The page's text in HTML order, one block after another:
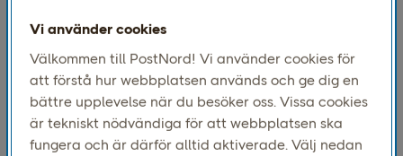
Års- och
hållbarhetsredovisning
2014
Tydlig strategi för ett samlat nordiskt
Vi använder cookies
Välkommen till PostNord! Vi använder cookies för
att förstå hur webbplatsen används och ge dig en
bättre upplevelse när du besöker oss. Vissa cookies
är tekniskt nödvändiga för att webbplatsen ska
fungera och är därför alltid aktiverade. Välj nedan